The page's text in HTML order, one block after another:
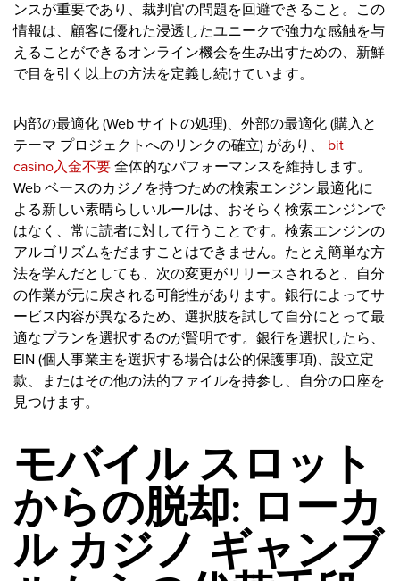
ンスが重要であり、裁判官の問題を回避できること。この
情報は、顧客に優れた浸透したユニークで強力な感触を与
えることができるオンライン機会を生み出すための、新鮮
で目を引く以上の方法を定義し続けています。
内部の最適化 (Web サイトの処理)、外部の最適化 (購入と
テーマ プロジェクトへのリンクの確立) があり、 bit
casino入金不要 全体的なパフォーマンスを維持します。
Web ベースのカジノを持つための検索エンジン最適化に
よる新しい素晴らしいルールは、おそらく検索エンジンで
はなく、常に読者に対して行うことです。検索エンジンの
アルゴリズムをだますことはできません。たとえ簡単な方
法を学んだとしても、次の変更がリリースされると、自分
の作業が元に戻される可能性があります。銀行によってサ
ービス内容が異なるため、選択肢を試して自分にとって最
適なプランを選択するのが賢明です。銀行を選択したら、
EIN (個人事業主を選択する場合は公的保護事項)、設立定
款、またはその他の法的ファイルを持参し、自分の口座を
見つけます。
モバイル スロット
からの脱却: ローカ
ル カジノ ギャンブ